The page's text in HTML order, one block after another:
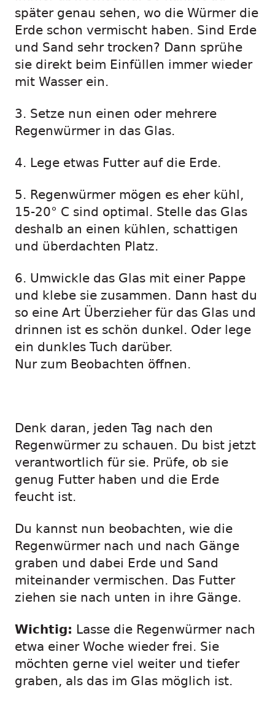
später genau sehen, wo die Würmer die
Erde schon vermischt haben. Sind Erde
und Sand sehr trocken? Dann sprühe
sie direkt beim Einfüllen immer wieder
mit Wasser ein.
3. Setze nun einen oder mehrere
Regenwürmer in das Glas.
4. Lege etwas Futter auf die Erde.
5. Regenwürmer mögen es eher kühl,
15-20° C sind optimal. Stelle das Glas
deshalb an einen kühlen, schattigen
und überdachten Platz.
6. Umwickle das Glas mit einer Pappe
und klebe sie zusammen. Dann hast du
so eine Art Überzieher für das Glas und
drinnen ist es schön dunkel. Oder lege
ein dunkles Tuch darüber.
Nur zum Beobachten öffnen.
Denk daran, jeden Tag nach den
Regenwürmer zu schauen. Du bist jetzt
verantwortlich für sie. Prüfe, ob sie
genug Futter haben und die Erde
feucht ist.
Du kannst nun beobachten, wie die
Regenwürmer nach und nach Gänge
graben und dabei Erde und Sand
miteinander vermischen. Das Futter
ziehen sie nach unten in ihre Gänge.
Wichtig: Lasse die Regenwürmer nach
etwa einer Woche wieder frei. Sie
möchten gerne viel weiter und tiefer
graben, als das im Glas möglich ist.